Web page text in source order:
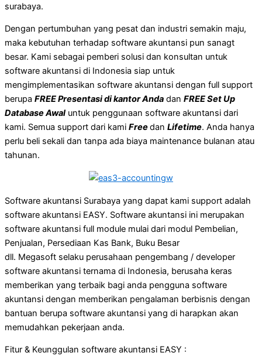
surabaya.
Dengan pertumbuhan yang pesat dan industri semakin maju,
maka kebutuhan terhadap software akuntansi pun sanagt
besar. Kami sebagai pemberi solusi dan konsultan untuk
software akuntansi di Indonesia siap untuk
mengimplementasikan software akuntansi dengan full support
berupa FREE Presentasi di kantor Anda dan FREE Set Up
Database Awal untuk penggunaan software akuntansi dari
kami. Semua support dari kami Freedan Lifetime. Anda hanya
perlu beli sekali dan tanpa ada biaya maintenance bulanan atau
tahunan.
Software akuntansi Surabaya yang dapat kami support adalah
software akuntansi EASY. Software akuntansi ini merupakan
software akuntansi full module mulai dari modul Pembelian,
Penjualan, Persediaan Kas Bank, Buku Besar
dll. Megasoft selaku perusahaan pengembang / developer
software akuntansi ternama di Indonesia, berusaha keras
memberikan yang terbaik bagi anda pengguna software
akuntansi dengan memberikan pengalaman berbisnis dengan
bantuan berupa software akuntansi yang di harapkan akan
memudahkan pekerjaan anda.
Fitur & Keunggulan software akuntansi EASY :